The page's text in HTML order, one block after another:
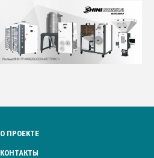
О ПРОЕКТЕ
КОНТАКТЫ